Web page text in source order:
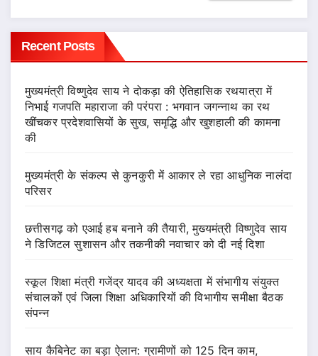
Recent Posts
मुख्यमंत्री विष्णुदेव साय ने दोकड़ा की ऐतिहासिक रथयात्रा में
निभाई गजपति महाराजा की परंपरा : भगवान जगन्नाथ का रथ
खींचकर प्रदेशवासियों के सुख, समृद्धि और खुशहाली की कामना
की
मुख्यमंत्री के संकल्प से कुनकुरी में आकार ले रहा आधुनिक नालंदा
परिसर
छत्तीसगढ़ को एआई हब बनाने की तैयारी, मुख्यमंत्री विष्णुदेव साय
ने डिजिटल सुशासन और तकनीकी नवाचार को दी नई दिशा
स्कूल शिक्षा मंत्री गजेंद्र यादव की अध्यक्षता में संभागीय संयुक्त
संचालकों एवं जिला शिक्षा अधिकारियों की विभागीय समीक्षा बैठक
संपन्न
साय कैबिनेट का बड़ा ऐलान: ग्रामीणों को 125 दिन काम,